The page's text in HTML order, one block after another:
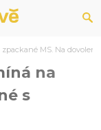
MS. Na
na
s